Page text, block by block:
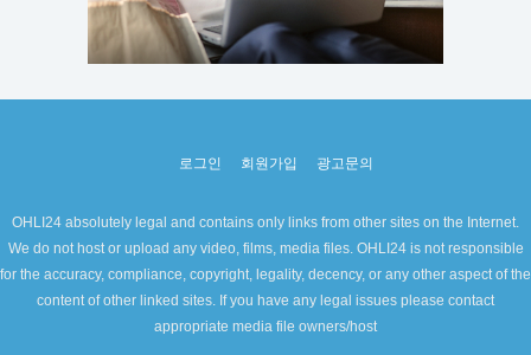
로그인 회원가입 광고문의
OHLI24 absolutely legal and contains only links from other sites on the Internet.
We do not host or upload any video, films, media files. OHLI24 is not responsible
for the accuracy, compliance, copyright, legality, decency, or any other aspect of the
content of other linked sites. If you have any legal issues please contact
appropriate media file owners/host